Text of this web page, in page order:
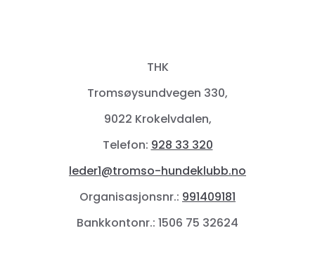
THK
Tromsøysundvegen 330,
9022 Krokelvdalen,
Telefon: 928 33 320
leder1@tromso-hundeklubb.no
Organisasjonsnr.: 991409181
Bankkontonr.: 1506 75 32624